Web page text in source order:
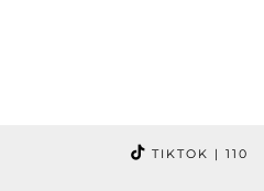
TIKTOK | 110